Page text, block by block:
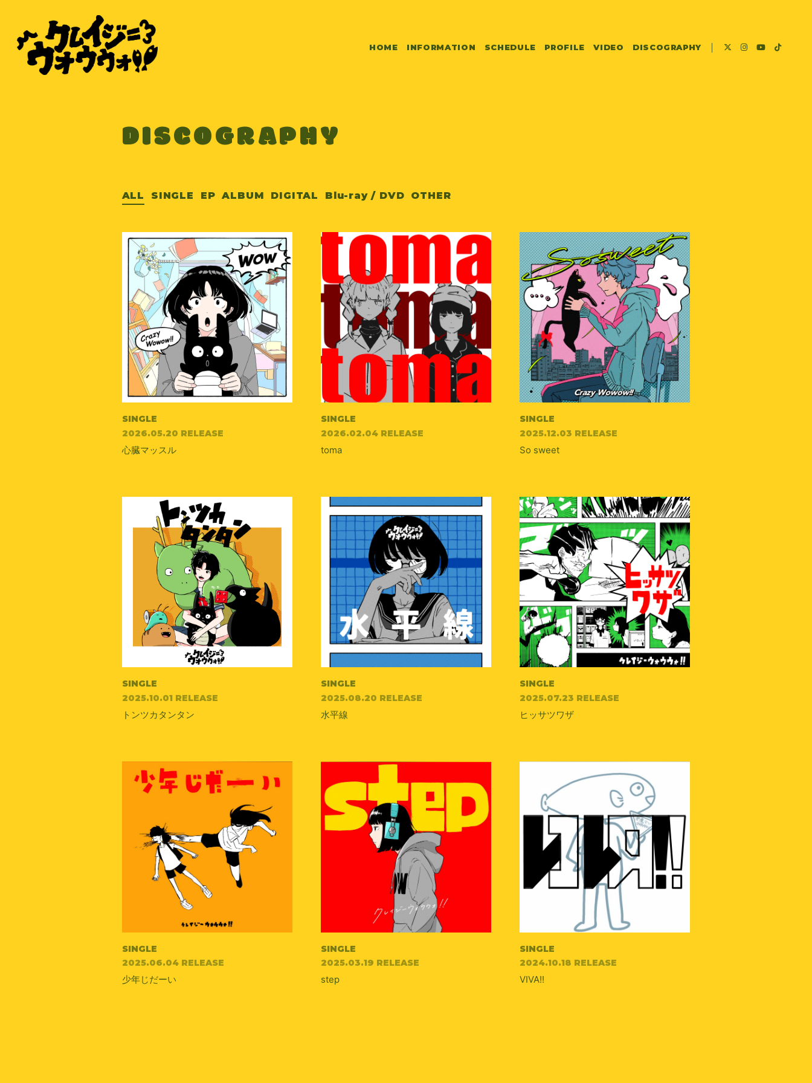
HOME INFORMATION SCHEDULE PROFILE VIDEO DISCOGRAPHY
DISCOGRAPHY
ALL SINGLE EP ALBUM DIGITAL Blu-ray / DVD OTHER
SINGLE
2026.05.20 RELEASE
心臓マッスル
SINGLE
2026.02.04 RELEASE
toma
SINGLE
2025.12.03 RELEASE
So sweet
SINGLE
2025.10.01 RELEASE
トンツカタンタン
SINGLE
2025.08.20 RELEASE
水平線
SINGLE
2025.07.23 RELEASE
ヒッサツワザ
SINGLE
2025.06.04 RELEASE
少年じだーい
SINGLE
2025.03.19 RELEASE
step
SINGLE
2024.10.18 RELEASE
VIVA!!